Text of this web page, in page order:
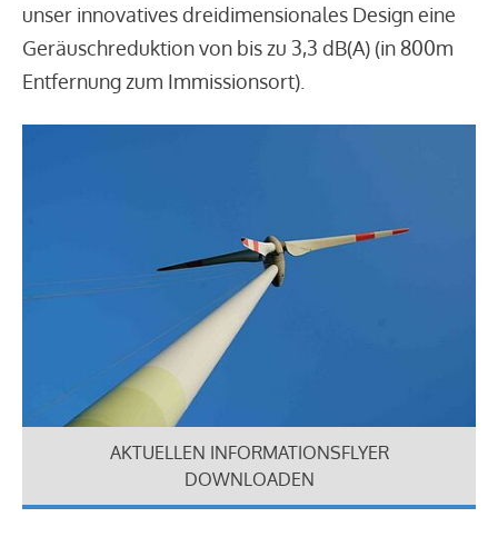
unser innovatives dreidimensionales Design eine
Geräuschreduktion von bis zu 3,3 dB(A) (in 800m
Entfernung zum Immissionsort).
AKTUELLEN INFORMATIONSFLYER
DOWNLOADEN